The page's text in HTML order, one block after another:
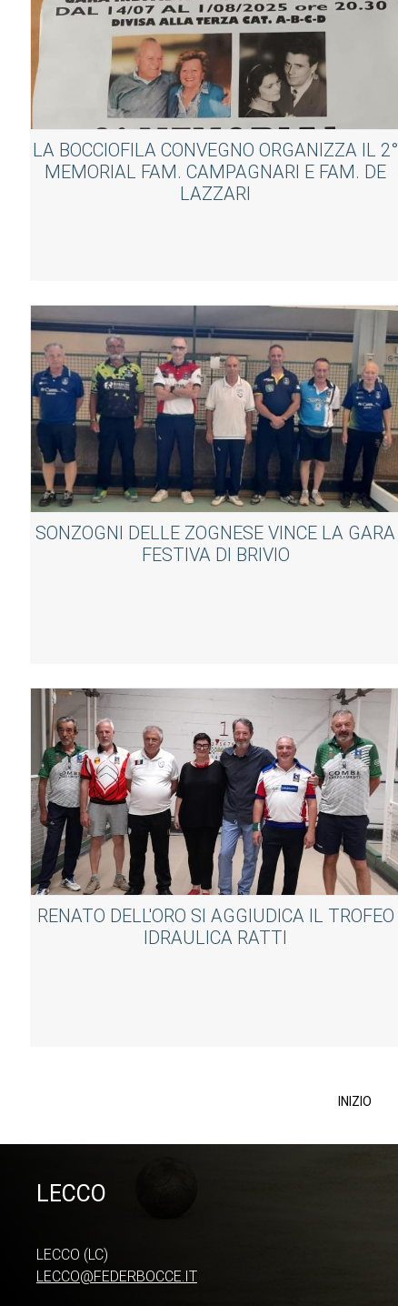
LA BOCCIOFILA CONVEGNO ORGANIZZA IL 2°
MEMORIAL FAM. CAMPAGNARI E FAM. DE
LAZZARI
SONZOGNI DELLE ZOGNESE VINCE LA GARA
FESTIVA DI BRIVIO
RENATO DELL'ORO SI AGGIUDICA IL TROFEO
IDRAULICA RATTI
INIZIO
LECCO
LECCO (LC)
LECCO@FEDERBOCCE.IT